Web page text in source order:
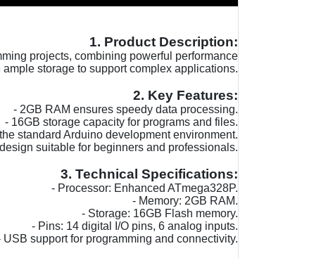
1. Product Description:
projects, combining powerful performance
ample storage to support complex applications.
2. Key Features:
- 2GB RAM ensures speedy data processing.
- 16GB storage capacity for programs and files.
standard Arduino development environment.
suitable for beginners and professionals.
3. Technical Specifications:
- Processor: Enhanced ATmega328P.
- Memory: 2GB RAM.
- Storage: 16GB Flash memory.
- Pins: 14 digital I/O pins, 6 analog inputs.
USB support for programming and connectivity.